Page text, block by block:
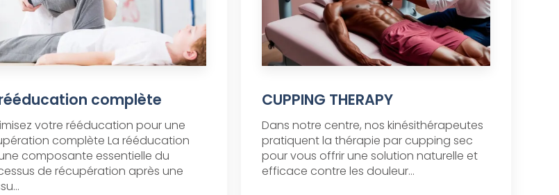
complète
votre rééducation pour une
complète La rééducation
composante essentielle du
de récupération après une
CUPPING THERAPY
Dans notre centre, nos kinésithérapeutes
pratiquent la thérapie par cupping sec
pour vous offrir une solution naturelle et
efficace contre les douleur...